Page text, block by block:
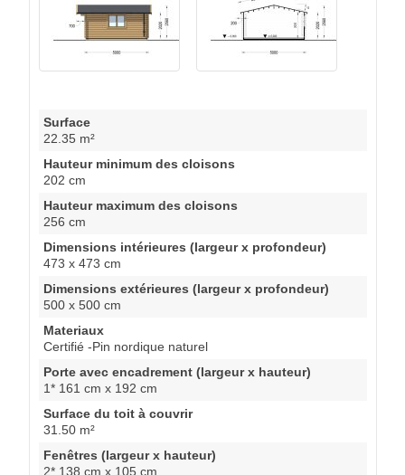
Surface
22.35 m²
Hauteur minimum des cloisons
202 cm
Hauteur maximum des cloisons
256 cm
Dimensions intérieures (largeur x profondeur)
473 x 473 cm
Dimensions extérieures (largeur x profondeur)
500 x 500 cm
Materiaux
Certifié -Pin nordique naturel
Porte avec encadrement (largeur x hauteur)
1* 161 cm x 192 cm
Surface du toit à couvrir
31.50 m²
Fenêtres (largeur x hauteur)
2* 138 cm x 105 cm